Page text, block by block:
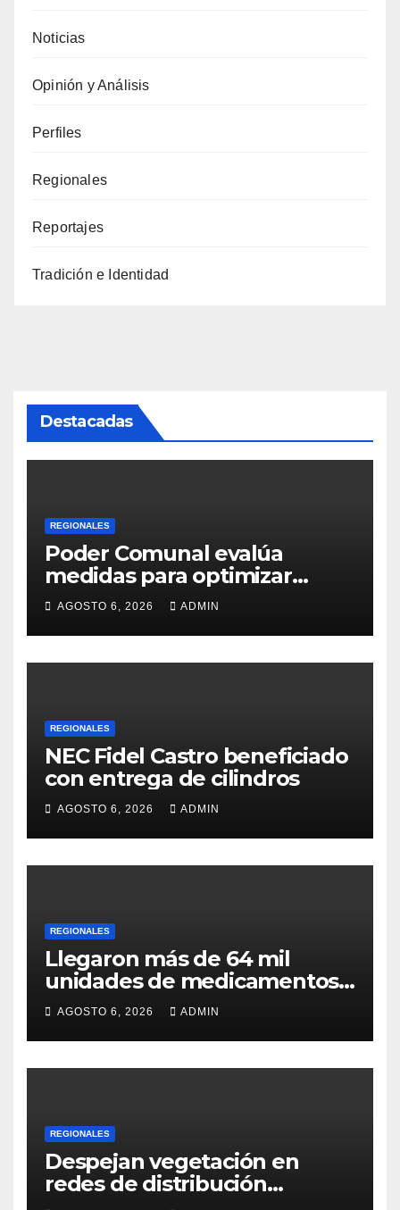
Noticias
Opinión y Análisis
Perfiles
Regionales
Reportajes
Tradición e Identidad
Destacadas
REGIONALES
Poder Comunal evalúa
medidas para optimizar
servicio de agua
AGOSTO 6, 2026 ADMIN
REGIONALES
NEC Fidel Castro beneficiado
con entrega de cilindros
AGOSTO 6, 2026 ADMIN
REGIONALES
Llegaron más de 64 mil
unidades de medicamentos
e insumos
AGOSTO 6, 2026 ADMIN
REGIONALES
Despejan vegetación en
redes de distribución